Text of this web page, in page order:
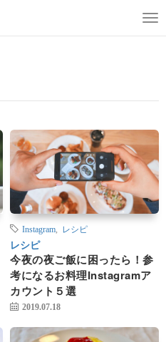
Instagram レシピ
レシピ
今夜の夜ご飯に困ったら！参
考になるお料理Instagramア
カウント５選
2019.07.18